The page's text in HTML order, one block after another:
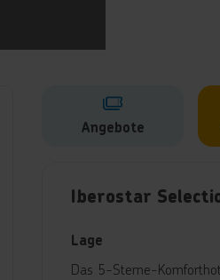
Angebote
Iberostar
Lage
Das 5-Sterne-